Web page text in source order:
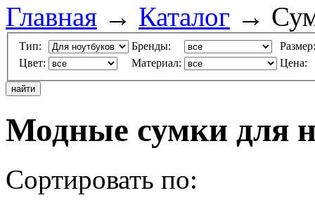
Главная → Каталог →
Тип: Бренды:
Размер:
Цвет:
Материал: Цена:
Модные сумки для
Сортировать по: